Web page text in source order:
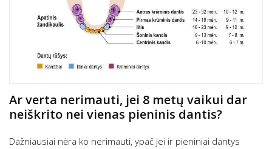
Ar verta nerimauti, jei 8 metų vaikui dar
neiškrito nei vienas pieninis dantis?
Dažniausiai nėra ko nerimauti, ypač jei ir pieniniai dantys